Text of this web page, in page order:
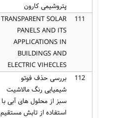
پتروشیمی کارون
111
TRANSPARENT SOLAR
PANELS AND ITS
APPLICATIONS IN
BUILDINGS AND
ELECTRIC VIHECLES
112
بررسی حذف فوتو
شیمیایی رنگ مالاشیت
سبز از محلول های آبی با
استفاده از تابش مستقیم